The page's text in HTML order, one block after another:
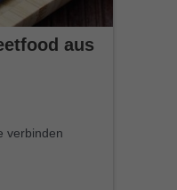
aus
verbinden